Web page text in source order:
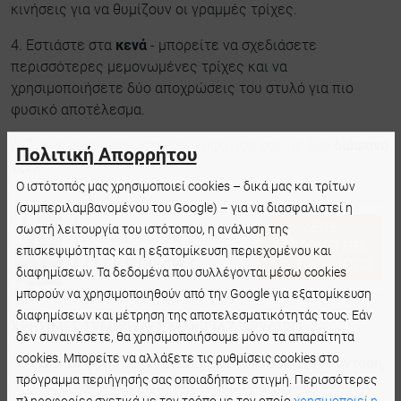
κινήσεις για να θυμίζουν οι γραμμές τρίχες.
4. Εστιάστε στα κενά - μπορείτε να σχεδιάσετε
περισσότερες μεμονωμένες τρίχες και να
χρησιμοποιήσετε δύο αποχρώσεις του στυλό για πιο
φυσικό αποτέλεσμα.
5. Τέλος, ολοκληρώστε την εμφάνισή σας με ένα
τζελ.
Τζελ φρυδιών
ΛΕΠΤΟΜΈΡΕΙΕΣ
ΤΟΥ ΠΡΟΪΌΝΤΟΣ
ΧΡΗΣΙΜΕΣ ΣΥΜΒΟΥΛΕΣ ΜΑΚΙΓΙΑΖ ΦΡΥΔΙΩΝ
Εάν τα φρύδια σας είναι λεπτά και δεν έχουν ένταση,
το στυλό σας επιτρέπει να δημιουργήσετε εύκολα
Πολιτική Απορρήτου
Ο ιστότοπός μας χρησιμοποιεί cookies – δικά μας και τρίτων
(συμπεριλαμβανομένου του Google) – για να διασφαλιστεί η
σωστή λειτουργία του ιστότοπου, η ανάλυση της
επισκεψιμότητας και η εξατομίκευση περιεχομένου και
διαφημίσεων. Τα δεδομένα που συλλέγονται μέσω cookies
μπορούν να χρησιμοποιηθούν από την Google για εξατομίκευση
διαφημίσεων και μέτρηση της αποτελεσματικότητάς τους. Εάν
δεν συναινέσετε, θα χρησιμοποιήσουμε μόνο τα απαραίτητα
cookies. Μπορείτε να αλλάξετε τις ρυθμίσεις cookies στο
πρόγραμμα περιήγησής σας οποιαδήποτε στιγμή. Περισσότερες